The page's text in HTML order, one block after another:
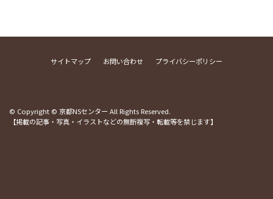
サイトマップ お問い合わせ プライバシーポリシー
© Copyright © 京都NSセンター All Rights Reserved.
【掲載の記事・写真・イラストなどの無断複写・転載等を禁じます】